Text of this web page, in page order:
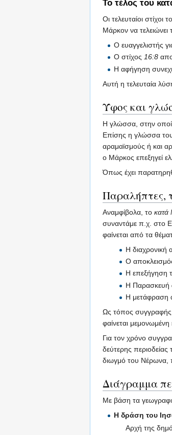
Το τέλος του
Οι τελευταίοι στίχοι
Μάρκον να
Ο ευαγγελιστής
Ο στίχος16:8
Η αφήγηση
Αυτή η τελευταία
Ύφος και
Η γλώσσα, στην οποία
Επίσης η γλώσσα
αραμαϊσμούς ή και
ο Μάρκος επεξηγεί
Όπως έχει
Παραλήπτες,
Αναμφίβολα, το κατά
συναντάμε π.χ. στο
φαίνεται από τα
Η διαχρονική
Ο
Η επεξήγηση
Η Παρασκευή
Η μετάφραση
Ως τόπος συγγραφής
φαίνεται μεμονωμένη
Για τον χρόνο
δεύτερης
διωγμό του Νέρωνα,
Διάγραμμα
Με βάση τα
Η δράση του
Αρχή της